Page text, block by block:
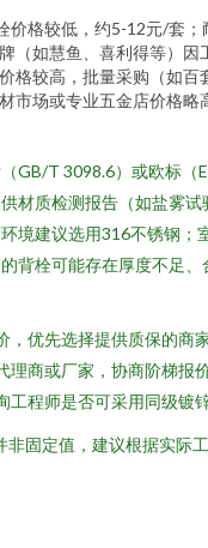
价格较低，约5-12元/套
（如慧鱼、喜利得等）
格较高，批量采购（如
市场或专业五金店价格
GB/T 3098.6）或欧标（
材质检测报告（如盐雾
境建议选用316不锈钢；
背栓可能存在厚度不足
，优先选择提供质保的商家
理商或厂家，协商阶梯报
工程师是否可采用同级镀
固定值，建议根据实际